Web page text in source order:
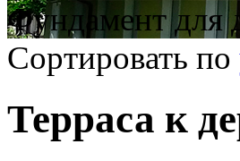
Фундамент для
Сортировать по
Терраса к